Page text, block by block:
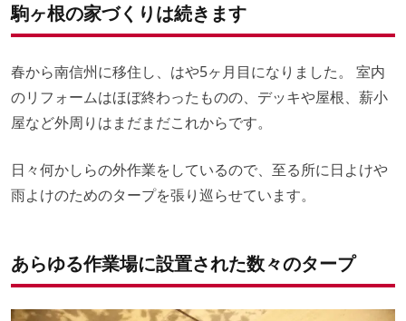
駒ヶ根の家づくりは続きます
春から南信州に移住し、はや5ヶ月目になりました。 室内
のリフォームはほぼ終わったものの、デッキや屋根、薪小
屋など外周りはまだまだこれからです。
日々何かしらの外作業をしているので、至る所に日よけや
雨よけのためのタープを張り巡らせています。
あらゆる作業場に設置された数々のタープ